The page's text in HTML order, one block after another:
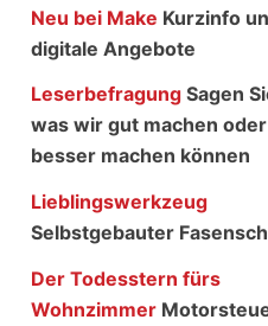
Neu bei Make Kurzinfo
digitale Angebote
LeserbefragungSagen
was wir gut machen oder
besser machen können
Lieblingswerkzeug
Selbstgebauter
Der Todesstern fürs
Wohnzimmer